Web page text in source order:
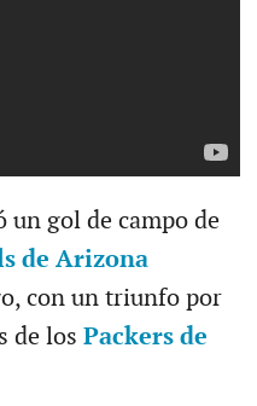
gol de campo de
de Arizona
con un triunfo por
de los Packers de